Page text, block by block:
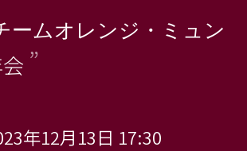
ームオレンジ・ミュン
年12月13日 17:30